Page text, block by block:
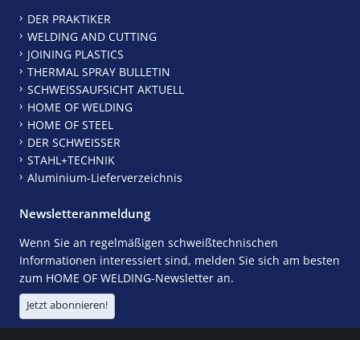
DER PRAKTIKER
WELDING AND CUTTING
JOINING PLASTICS
THERMAL SPRAY BULLETIN
SCHWEISSAUFSICHT AKTUELL
HOME OF WELDING
HOME OF STEEL
DER SCHWEISSER
STAHL+TECHNIK
Aluminium-Lieferverzeichnis
Newsletteranmeldung
Wenn Sie an regelmäßigen schweißtechnischen
Informationen interessiert sind, melden Sie sich am besten
zum HOME OF WELDING-Newsletter an.
Jetzt abonnieren!